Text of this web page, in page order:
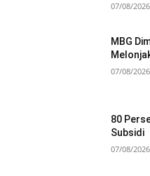
07/08/2026
MBG
07/08/2026
80
Subsidi
07/08/2026